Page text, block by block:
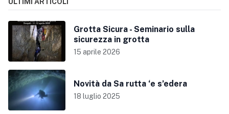
ULTIMI ARTICOLI
Grotta Sicura - Seminario sulla
sicurezza in grotta
15 aprile 2026
Novità da Sa rutta ‘e s’edera
18 luglio 2025